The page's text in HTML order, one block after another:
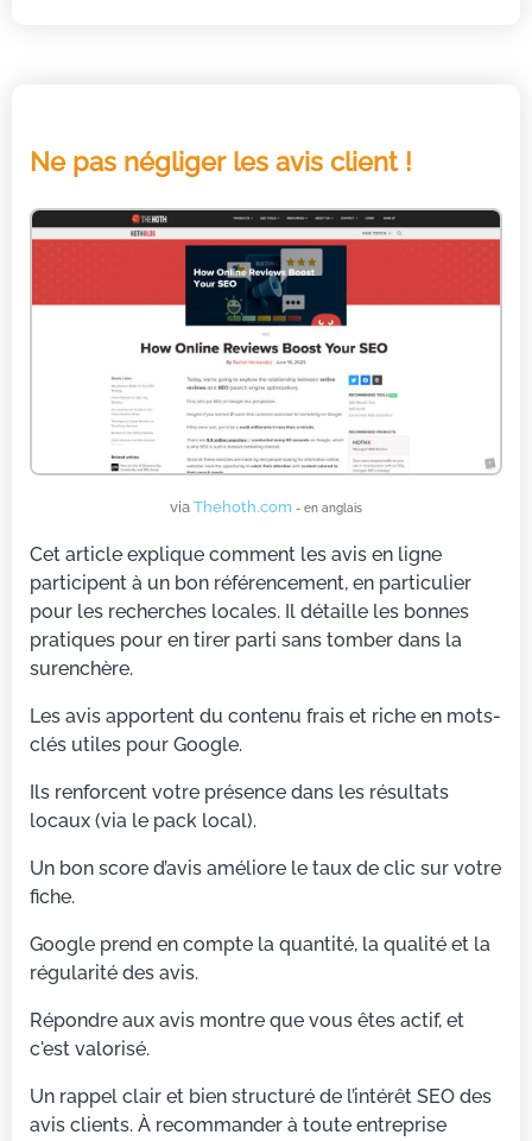
Ne pas négliger les avis client !
via Thehoth.com - en anglais
Cet article explique comment les avis en ligne
participent à un bon référencement, en particulier
pour les recherches locales. Il détaille les bonnes
pratiques pour en tirer parti sans tomber dans la
surenchère.
Les avis apportent du contenu frais et riche en mots-
clés utiles pour Google.
Ils renforcent votre présence dans les résultats
locaux (via le pack local).
Un bon score d’avis améliore le taux de clic sur votre
fiche.
Google prend en compte la quantité, la qualité et la
régularité des avis.
Répondre aux avis montre que vous êtes actif, et
c'est valorisé.
Un rappel clair et bien structuré de l’intérêt SEO des
avis clients. À recommander à toute entreprise